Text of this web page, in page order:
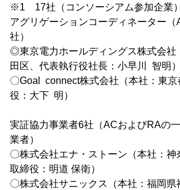
※1 17社（コンソーシアム参加企業
アグリゲーションコーディネーター
社）
◎東京電力ホールディングス株式会社
田区、代表執行役社長：小早川 智明）
〇Goal connect株式会社（本社：東
役：大下 明）
実証協力事業者6社（ACおよびRAの
業者）
〇株式会社エナ・ストーン（本社：神
取締役：明道 保衛）
〇株式会社サニックス（本社：福岡県